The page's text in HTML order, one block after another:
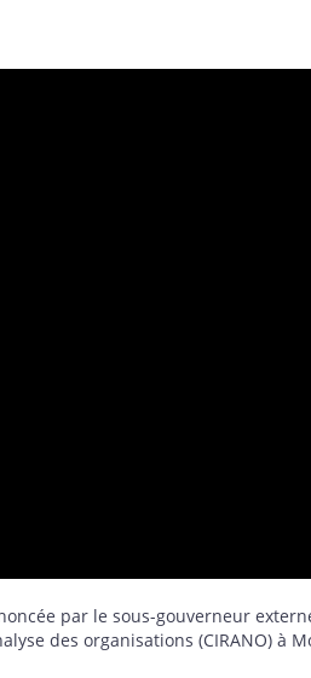
par le sous-gouverneur
des organisations (CIRANO) à